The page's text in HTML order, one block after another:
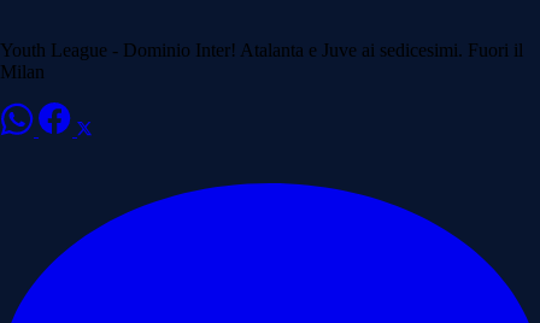
Youth League - Dominio Inter! Atalanta e Juve ai sedicesimi. Fuori il
Milan